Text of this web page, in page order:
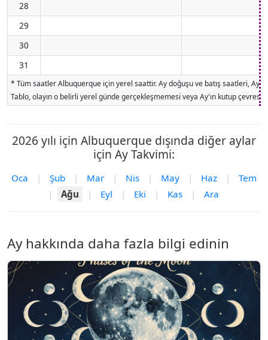
28
29
30
31
* Tüm saatler Albuquerque için yerel saattir. Ay doğuşu ve batış saatleri,
Tablo, olayın o belirli yerel günde gerçekleşmemesi veya Ay'ın kutup
2026 yılı için Albuquerque dışında diğer aylar
için Ay Takvimi:
Oca | Şub | Mar | Nis | May | Haz |
Tem
|
Ağu | Eyl | Eki | Kas | Ara
Ay hakkında daha fazla bilgi edinin